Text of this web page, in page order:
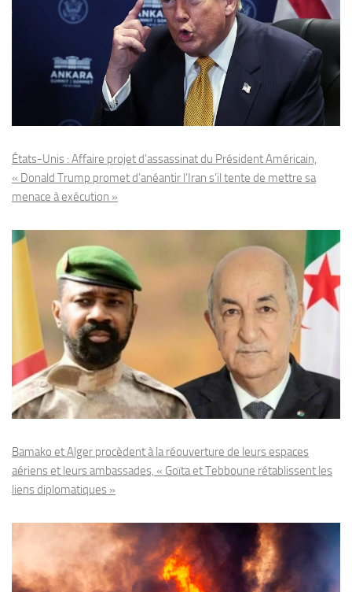
États-Unis : Affaire projet d’assassinat du Président Américain,
« Donald Trump promet d’anéantir l’Iran s’il tente de mettre sa
menace à exécution »
Bamako et Alger procèdent à la réouverture de leurs espaces
aériens et leurs ambassades, « Goïta et Tebboune rétablissent les
liens diplomatiques »